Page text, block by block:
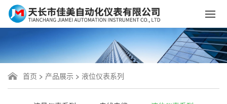
首页 > 产品展示 > 液位仪表系列